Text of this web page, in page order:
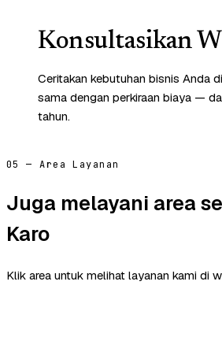
Konsultasikan
Ceritakan kebutuhan bisnis Anda
sama dengan perkiraan biaya —
tahun.
05 — Area Layanan
Juga melayani area
Karo
Klik area untuk melihat layanan kami di